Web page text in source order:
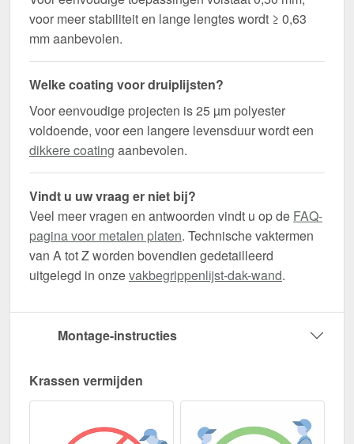
voor meer stabiliteit en lange lengtes wordt ≥ 0,63
mm aanbevolen.
Welke coating voor druiplijsten?
Voor eenvoudige projecten is 25 µm polyester
voldoende, voor een langere levensduur wordt een
dikkere coating aanbevolen.
Vindt u uw vraag er niet bij?
Veel meer vragen en antwoorden vindt u op de FAQ-
pagina voor metalen platen. Technische vaktermen
van A tot Z worden bovendien gedetailleerd
uitgelegd in onzevakbegrippenlijst-dak-wand.
Montage-instructies
Krassen vermijden